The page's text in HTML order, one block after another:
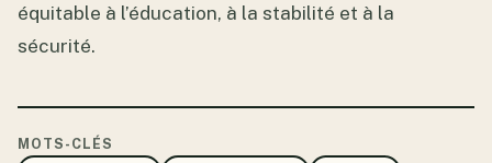
équitable à l’éducation, à la stabilité et à la
sécurité.
MOTS-CLÉS